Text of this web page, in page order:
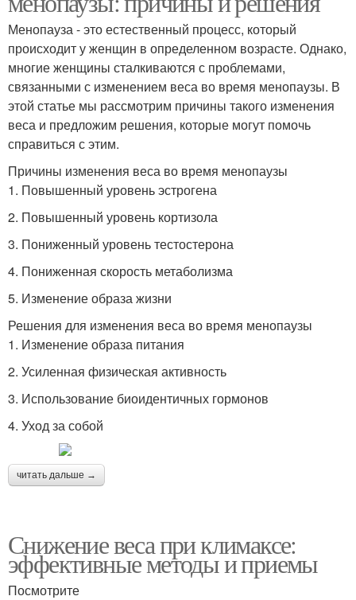
Менопауза - это естественный процесс, который
происходит у женщин в определенном возрасте. Однако,
многие женщины сталкиваются с проблемами,
связанными с изменением веса во время менопаузы. В
этой статье мы рассмотрим причины такого изменения
веса и предложим решения, которые могут помочь
справиться с этим.
Причины изменения веса во время менопаузы
1. Повышенный уровень эстрогена
2. Повышенный уровень кортизола
3. Пониженный уровень тестостерона
4. Пониженная скорость метаболизма
5. Изменение образа жизни
Решения для изменения веса во время менопаузы
1. Изменение образа питания
2. Усиленная физическая активность
3. Использование биоидентичных гормонов
4. Уход за собой
читать дальше →
Снижение веса при климаксе:
эффективные методы и приемы
Посмотрите